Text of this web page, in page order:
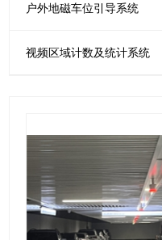
户外地磁车位引导系统
视频区域计数及统计系统